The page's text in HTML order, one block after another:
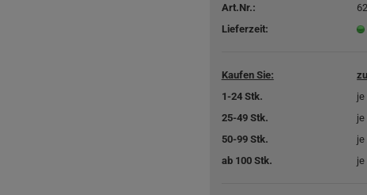
Art.Nr.:
Lieferzeit:
Kaufen Sie:
1-24 Stk.
je
25-49 Stk.
je
50-99 Stk.
je
ab 100 Stk.
je